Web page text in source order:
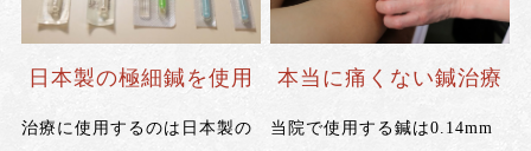
日本製の極細鍼を使用
治療に使用するのは日本製の
本当に痛くない鍼治療
当院で使用する鍼は0.14mm